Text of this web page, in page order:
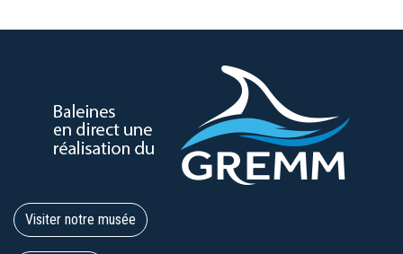
Visiter notre musée